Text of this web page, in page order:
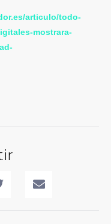
articulo/todo-
mostrara-